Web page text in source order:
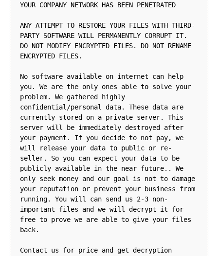
YOUR COMPANY NETWORK HAS BEEN PENETRATED
ANY ATTEMPT TO RESTORE YOUR FILES WITH THIRD-
PARTY SOFTWARE WILL PERMANENTLY CORRUPT IT.
DO NOT MODIFY ENCRYPTED FILES. DO NOT RENAME
ENCRYPTED FILES.
No software available on internet can help
you. We are the only ones able to solve your
problem. We gathered highly
confidential/personal data. These data are
currently stored on a private server. This
server will be immediately destroyed after
your payment. If you decide to not pay, we
will release your data to public or re-
seller. So you can expect your data to be
publicly available in the near future.. We
only seek money and our goal is not to damage
your reputation or prevent your business from
running. You will can send us 2-3 non-
important files and we will decrypt it for
free to prove we are able to give your files
back.
Contact us for price and get decryption